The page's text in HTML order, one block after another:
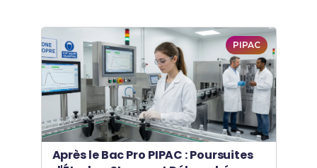
PIPAC
Après le Bac Pro PIPAC : Poursuites